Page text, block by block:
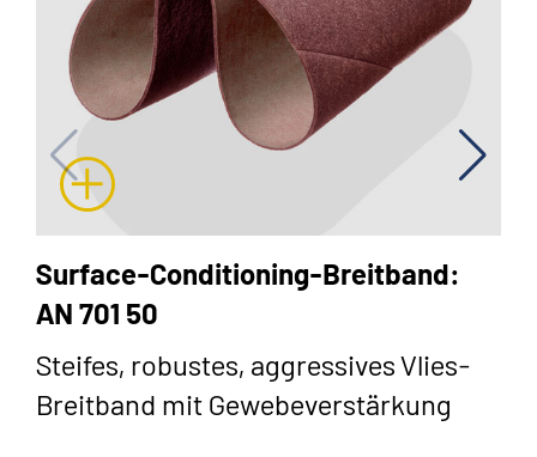
Surface-Conditioning-Breitband:
AN 701 50
Steifes, robustes, aggressives Vlies-
Breitband mit Gewebeverstärkung